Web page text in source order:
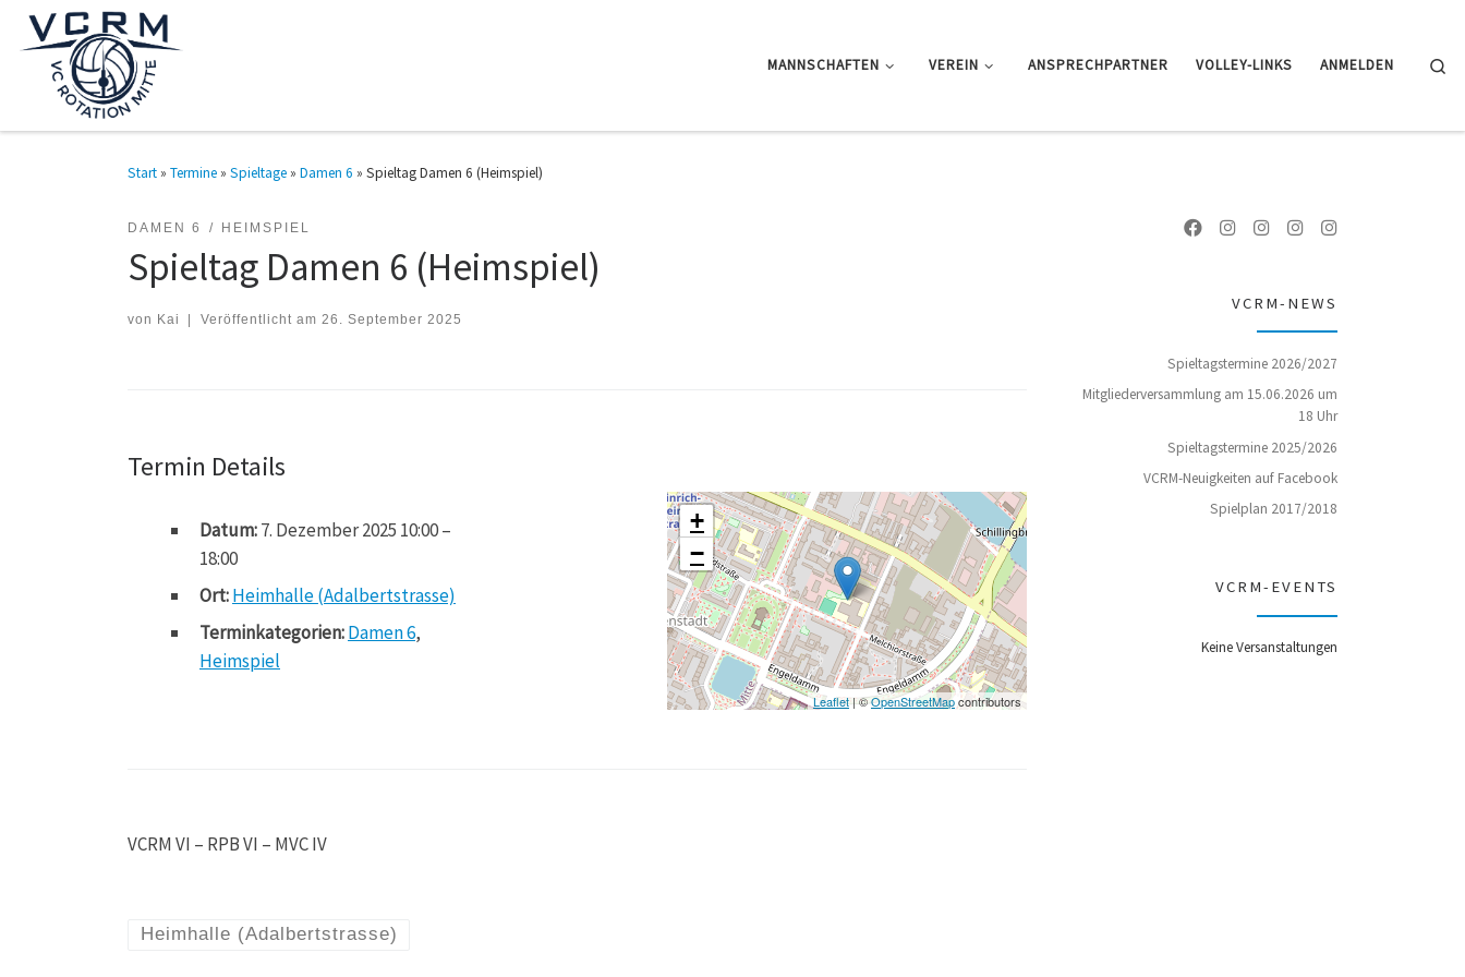
Zum Inhalt springen
MANNSCHAFTEN VEREIN ANSPRECHPARTNER VOLLEY-LINKS ANMELDEN
Start » Termine » Spieltage » Damen 6 » Spieltag Damen 6 (Heimspiel)
DAMEN 6 HEIMSPIEL
Spieltag Damen 6 (Heimspiel)
von Kai Veröffentlicht am 26. September 2025
Termin Details
Datum:7. Dezember 2025 10:00–
18:00
Ort:Heimhalle (Adalbertstrasse)
Terminkategorien:Damen 6,
Heimspiel
+
−
Leaflet| ©OpenStreetMapcontributors
VCRM VI – RPB VI – MVC IV
Heimhalle (Adalbertstrasse)
VCRM-NEWS
Spieltagstermine 2026/2027
Mitgliederversammlung am 15.06.2026 um
18 Uhr
Spieltagstermine 2025/2026
VCRM-Neuigkeiten auf Facebook
Spielplan 2017/2018
VCRM-EVENTS
Keine Versanstaltungen